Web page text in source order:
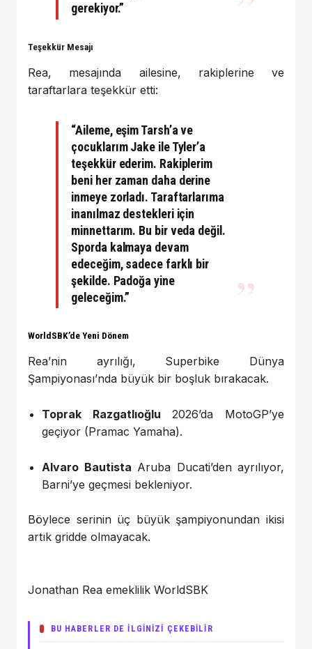
gerekiyor.”
Teşekkür Mesajı
Rea, mesajında ailesine, rakiplerine ve
taraftarlara teşekkür etti:
“Aileme, eşim Tarsh’a ve
çocuklarım Jake ile Tyler’a
teşekkür ederim. Rakiplerim
beni her zaman daha derine
inmeye zorladı. Taraftarlarıma
inanılmaz destekleri için
minnettarım. Bu bir veda değil.
Sporda kalmaya devam
edeceğim, sadece farklı bir
şekilde. Padoğa yine
geleceğim.”
WorldSBK’de Yeni Dönem
Rea’nin ayrılığı, Superbike Dünya
Şampiyonası’nda büyük bir boşluk bırakacak.
Toprak Razgatlıoğlu 2026’da MotoGP’ye
geçiyor (Pramac Yamaha).
Alvaro Bautista Aruba Ducati’den ayrılıyor,
Barni’ye geçmesi bekleniyor.
Böylece serinin üç büyük şampiyonundan ikisi
artık gridde olmayacak.
Jonathan Rea emeklilik WorldSBK
BU HABERLER DE İLGİNİZİ ÇEKEBİLİR